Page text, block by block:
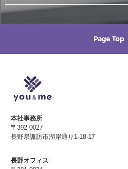
Page Top
本社事務所
〒392-0027
長野県諏訪市湖岸通り1-18-17
長野オフィス